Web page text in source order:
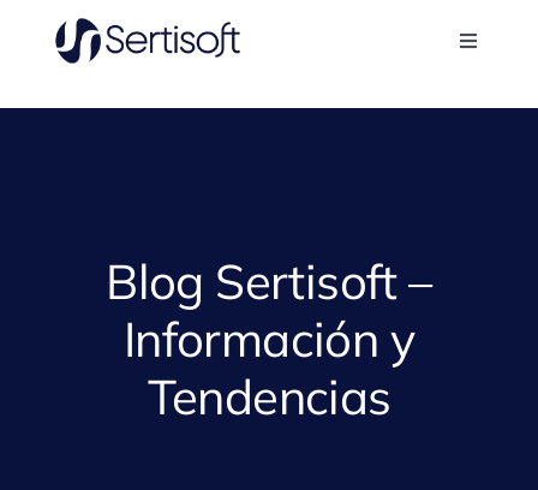
Toggle
Sertisoft
Casos de éxito
Blog Sertisoft –
Información y
Tendencias